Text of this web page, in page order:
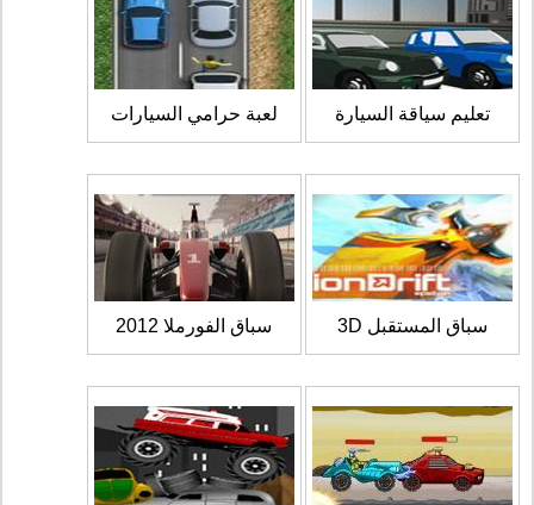
تعليم سياقة السيارة لعبة حرامي السيارات
سباق المستقبل 3D سباق الفورملا 2012